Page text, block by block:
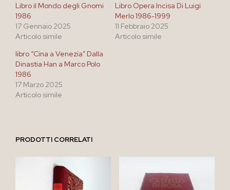
Libro il Mondo degli Gnomi
1986
17 Gennaio 2025
Articolo simile
Libro Opera Incisa Di Luigi
Merlo 1986-1999
11 Febbraio 2025
Articolo simile
libro “Cina a Venezia” Dalla
Dinastia Han a Marco Polo
1986
17 Marzo 2025
Articolo simile
PRODOTTI CORRELATI